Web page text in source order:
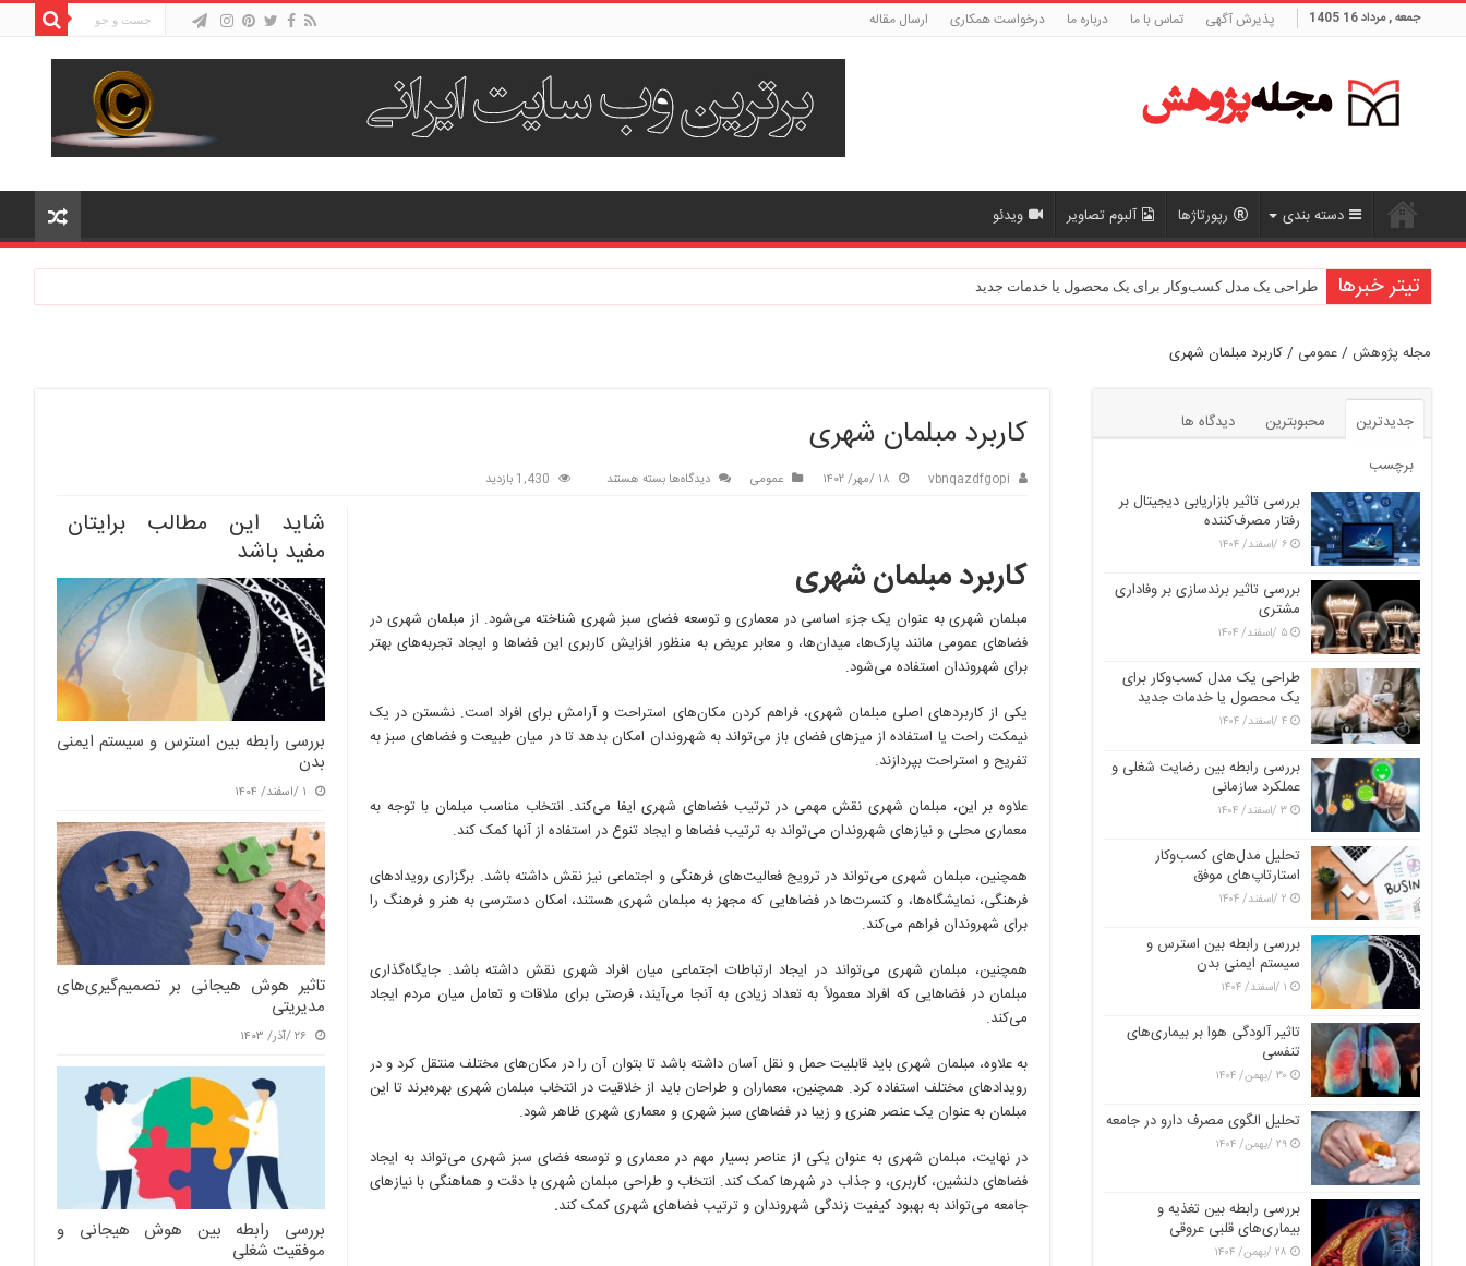
جمعه , مرداد 16 1405 پذیرش آگهی تماس با ما درباره ما درخواست همکاری ارسال مقاله
دسته بندی رپورتاژها آلبوم تصاویر ویدئو
تیتر خبرها طراحی یک مدل کسب‌وکار برای یک محصول یا خدمات جدید
مجله پژوهش/عمومی /کاربرد مبلمان شهری
کاربرد مبلمان شهری
vbnqazdfgopi ۱۸ /مهر/ ۱۴۰۲ عمومی دیدگاه‌ها برای
بسته هستند 1,430 بازدید
شاید این مطالب برایتان
مفید باشد
بررسی رابطه بین استرس و سیستم ایمنی
بدن
۱ /اسفند/ ۱۴۰۴
تاثیر هوش هیجانی بر تصمیم‌گیری‌های
مدیریتی
۲۶ /آذر/ ۱۴۰۳
بررسی رابطه بین هوش هیجانی و
موفقیت شغلی
کاربرد مبلمان شهری
مبلمان شهری به عنوان یک جزء اساسی در معماری و توسعه فضای سبز شهری شناخته می‌شود. از مبلمان شهری در
فضاهای عمومی مانند پارک‌ها، میدان‌ها، و معابر عریض به منظور افزایش کاربری این فضاها و ایجاد تجربه‌های بهتر
برای شهروندان استفاده می‌شود.
یکی از کاربردهای اصلی مبلمان شهری، فراهم کردن مکان‌های استراحت و آرامش برای افراد است. نشستن در یک
نیمکت راحت یا استفاده از میزهای فضای باز می‌تواند به شهروندان امکان بدهد تا در میان طبیعت و فضاهای سبز به
تفریح و استراحت بپردازند.
علاوه بر این، مبلمان شهری نقش مهمی در ترتیب فضاهای شهری ایفا می‌کند. انتخاب مناسب مبلمان با توجه به
معماری محلی و نیازهای شهروندان می‌تواند به ترتیب فضاها و ایجاد تنوع در استفاده از آنها کمک کند.
همچنین، مبلمان شهری می‌تواند در ترویج فعالیت‌های فرهنگی و اجتماعی نیز نقش داشته باشد. برگزاری رویدادهای
فرهنگی، نمایشگاه‌ها، و کنسرت‌ها در فضاهایی که مجهز به مبلمان شهری هستند، امکان دسترسی به هنر و فرهنگ را
برای شهروندان فراهم می‌کند.
همچنین، مبلمان شهری می‌تواند در ایجاد ارتباطات اجتماعی میان افراد شهری نقش داشته باشد. جایگاه‌گذاری
مبلمان در فضاهایی که افراد معمولاً به تعداد زیادی به آنجا می‌آیند، فرصتی برای ملاقات و تعامل میان مردم ایجاد
می‌کند.
به علاوه، مبلمان شهری باید قابلیت حمل و نقل آسان داشته باشد تا بتوان آن را در مکان‌های مختلف منتقل کرد و در
رویدادهای مختلف استفاده کرد. همچنین، معماران و طراحان باید از خلاقیت در انتخاب مبلمان شهری بهره‌برند تا این
مبلمان به عنوان یک عنصر هنری و زیبا در فضاهای سبز شهری و معماری شهری ظاهر شود.
در نهایت، مبلمان شهری به عنوان یکی از عناصر بسیار مهم در معماری و توسعه فضای سبز شهری می‌تواند به ایجاد
فضاهای دلنشین، کاربری، و جذاب در شهرها کمک کند. انتخاب و طراحی مبلمان شهری با دقت و هماهنگی با نیازهای
جامعه می‌تواند به بهبود کیفیت زندگی شهروندان و ترتیب فضاهای شهری کمک کند.
جدیدترین محبوبترین
دیدگاه ها
برچسب
بررسی تاثیر بازاریابی دیجیتال بر
رفتار مصرف‌کننده
۶ /اسفند/ ۱۴۰۴
بررسی تاثیر برندسازی بر وفاداری
مشتری
۵ /اسفند/ ۱۴۰۴
طراحی یک مدل کسب‌وکار برای
یک محصول یا خدمات جدید
۴ /اسفند/ ۱۴۰۴
بررسی رابطه بین رضایت شغلی و
عملکرد سازمانی
۳ /اسفند/ ۱۴۰۴
تحلیل مدل‌های کسب‌وکار
استارتاپ‌های موفق
۲ /اسفند/ ۱۴۰۴
بررسی رابطه بین استرس و
سیستم ایمنی بدن
۱ /اسفند/ ۱۴۰۴
تاثیر آلودگی هوا بر بیماری‌های
تنفسی
۳۰ /بهمن/ ۱۴۰۴
تحلیل الگوی مصرف دارو در جامعه
۲۹ /بهمن/ ۱۴۰۴
بررسی رابطه بین تغذیه و
بیماری‌های قلبی عروقی
۲۸ /بهمن/ ۱۴۰۴